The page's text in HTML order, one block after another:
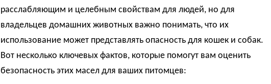
расслабляющим и целебным свойствам для людей, но для
владельцев домашних животных важно понимать, что их
использование может представлять опасность для кошек и собак.
Вот несколько ключевых фактов, которые помогут вам оценить
безопасность этих масел для ваших питомцев: